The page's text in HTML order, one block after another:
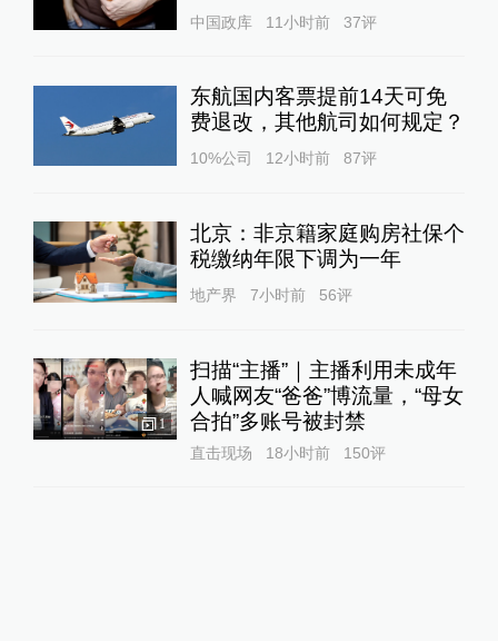
中国政库 11小时前 37评
东航国内客票提前14天可免
费退改，其他航司如何规定？
10%公司 12小时前 87评
北京：非京籍家庭购房社保个
税缴纳年限下调为一年
地产界 7小时前 56评
1
扫描“主播”｜主播利用未成年
人喊网友“爸爸”博流量，“母女
合拍”多账号被封禁
直击现场 18小时前 150评